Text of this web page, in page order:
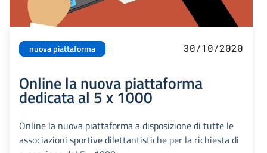
nuova piattaforma 30/10/2020
Online la nuova piattaforma
dedicata al 5 x 1000
Online la nuova piattaforma a disposizione di tutte le
associazioni sportive dilettantistiche per la richiesta di